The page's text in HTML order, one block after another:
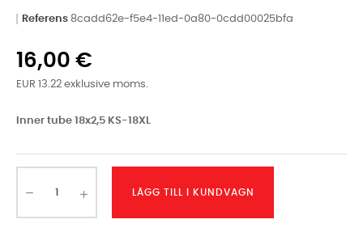
Referens 8cadd62e-f5e4-11ed-0a80-0cdd00025bfa
16,00 €
EUR 13.22 exklusive moms.
Inner tube 18x2,5 KS-18XL
LÄGG TILL I KUNDVAGN